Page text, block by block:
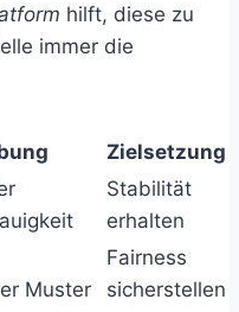
hilft, diese zu
immer die
Zielsetzung
Stabilität
erhalten
Muster
Fairness
sicherstellen